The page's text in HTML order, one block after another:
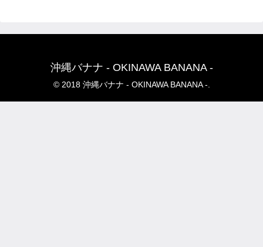
沖縄バナナ - OKINAWA BANANA -
© 2018 沖縄バナナ - OKINAWA BANANA -.